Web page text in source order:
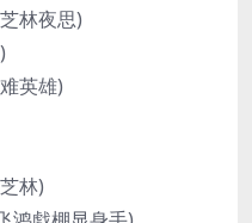
林夜思)
英雄)
林)